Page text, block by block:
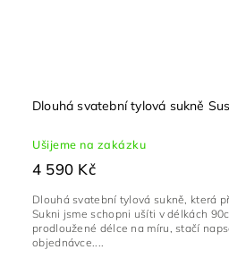
Dlouhá svatební tylová sukně
Ušijeme na zakázku
4 590 Kč
Dlouhá svatební tylová sukně, která
Sukni jsme schopni ušíti v délkách
prodloužené délce na míru, stačí
objednávce....